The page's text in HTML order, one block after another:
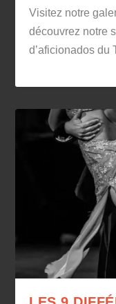
Visitez notre
découvrez notre
d’aficionados du